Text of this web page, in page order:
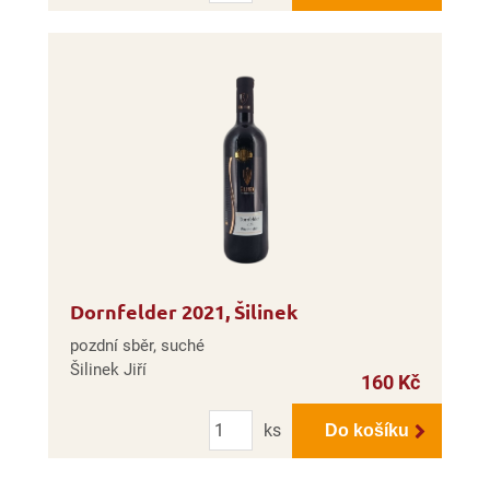
Dornfelder 2021, Šilinek
pozdní sběr, suché
Šilinek Jiří
160 Kč
Počet
ks
Do košíku